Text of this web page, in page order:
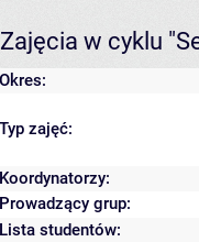
Zajęcia w cyklu
Okres:
Typ zajęć:
Koordynatorzy:
Prowadzący grup:
Lista studentów: